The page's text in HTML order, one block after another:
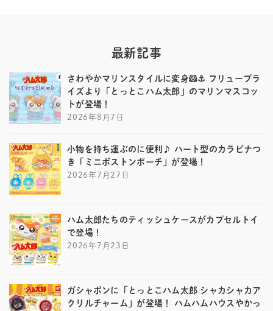
最新記事
さわやかマリンスタイルに変身🐹⚓️ フリュープラ
イズより「とっとこハム太郎」のマリンマスコッ
トが登場！
2026年8月7日
小物を持ち運ぶのに便利♪ ハート型のカラビナつ
き「ミニボストンポーチ」が登場！
2026年7月27日
ハム太郎たちのティッシュケースがカプセルトイ
で登場！
2026年7月23日
ガシャポンに「とっとこハム太郎 シャカシャカア
クリルチャーム」が登場！ ハムハムハウスやかっ